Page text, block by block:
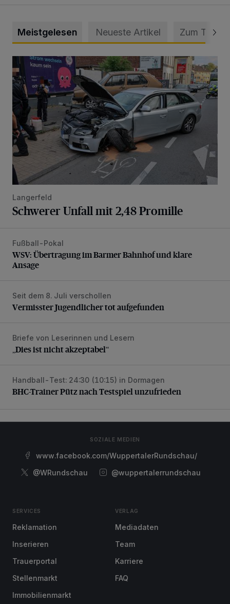
Meistgelesen Neueste Artikel Zum Thema
Schwerer Unfall mit 2,48 Promille
Langerfeld
Schwerer Unfall mit 2,48 Promille
WSV: Übertragung im Barmer Bahnhof und klare Ansage
Fußball-Pokal
WSV: Übertragung im Barmer Bahnhof und klare
Ansage
Vermisster Jugendlicher tot aufgefunden
Seit dem 8. Juli verschollen
Vermisster Jugendlicher tot aufgefunden
„Dies ist nicht akzeptabel“
Briefe von Leserinnen und Lesern
„Dies ist nicht akzeptabel“
BHC-Trainer Pütz nach Testspiel unzufrieden
Handball-Test: 24:30 (10:15) in Dormagen
BHC-Trainer Pütz nach Testspiel unzufrieden
SOZIALE MEDIEN
www.facebook.com/WuppertalerRundschau/
@WRundschau
@wuppertalerrundschau
SERVICES
Reklamation
Inserieren
Trauerportal
Stellenmarkt
Immobilienmarkt
VERLAG
Mediadaten
Team
Karriere
FAQ